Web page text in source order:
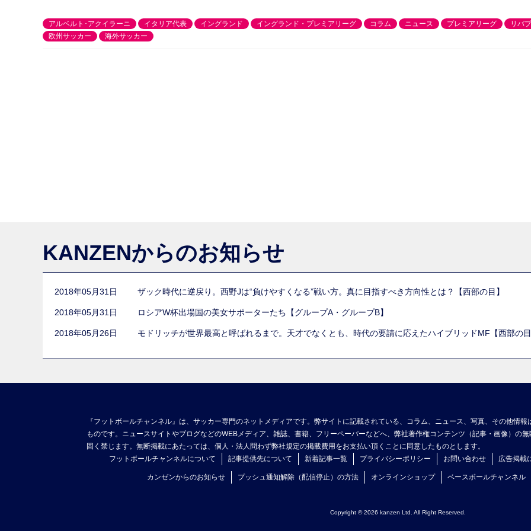
アルベルト･アクイラーニ イタリア代表 イングランド イングランド・プレミアリーグ コラム ニュース プレミアリーグ
リバ
欧州サッカー
海外サッカー
KANZENからのお知らせ
2018年05月31日 ザック時代に逆戻り。西野Jは“負けやすくなる”戦い方。真に目指すべき方向性とは？【西部の目】
2018年05月31日 ロシアW杯出場国の美女サポーターたち【グループA・グループB】
2018年05月26日 モドリッチが世界最高と呼ばれるまで。天才でなくとも、時代の要請に応えたハイブリッドMF【西部の
『フットボールチャンネル』は、サッカー専門のネットメディアです。弊サイトに記載されている、コラム、ニュース、写真、その他情
ものです。ニュースサイトやブログなどのWEBメディア、雑誌、書籍、フリーペーパーなどへ、弊社著作権コンテンツ（記事・画像）の
固く禁じます。無断掲載にあたっては、個人・法人問わず弊社規定の掲載費用をお支払い頂くことに同意したものとします。
フットボールチャンネルについて
記事提供先について 新着記事一覧 プライバシーポリシー お問い合わせ 広告掲載
カンゼンからのお知らせ プッシュ通知解除（配信停止）の方法 オンラインショップ ベースボールチャンネル
Copyright © 2026 kanzen Ltd. All Right Reserved.